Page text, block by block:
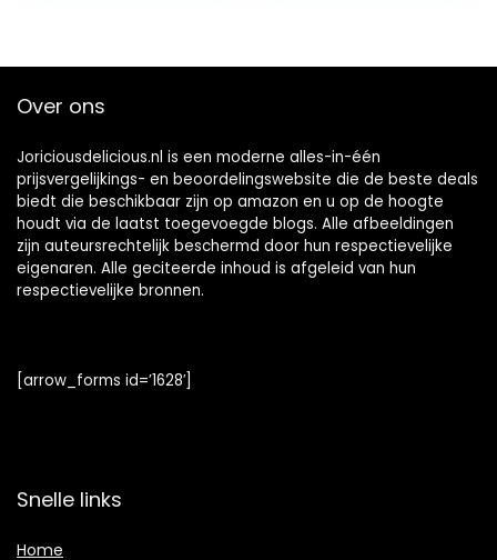
Over ons
Joriciousdelicious.nl is een moderne alles-in-één
prijsvergelijkings- en beoordelingswebsite die de beste deals
biedt die beschikbaar zijn op amazon en u op de hoogte
houdt via de laatst toegevoegde blogs. Alle afbeeldingen
zijn auteursrechtelijk beschermd door hun respectievelijke
eigenaren. Alle geciteerde inhoud is afgeleid van hun
respectievelijke bronnen.
[arrow_forms id=’1628′]
Snelle links
Home